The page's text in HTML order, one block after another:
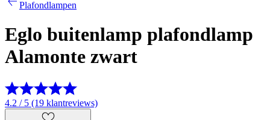
Plafondlampen
Eglo buitenlamp plafondlamp
Alamonte zwart
4.2 / 5 (19 klantreviews)